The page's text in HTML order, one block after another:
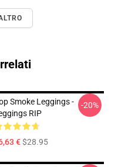
Smoke Leggings -
RIP
€$28.95
-20%